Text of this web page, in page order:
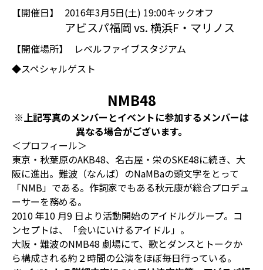
【開催日】 2016年3月5日(土) 19:00キックオフ
アビスパ福岡 vs. 横浜F・マリノス
【開催場所】
レベルファイブスタジアム
◆スペシャルゲスト
NMB48
※上記写真のメンバーとイベントに参加するメンバーは
異なる場合がございます。
＜プロフィール＞
東京・秋葉原のAKB48、名古屋・栄のSKE48に続き、大
阪に進出。難波（なんば）のNaMBaの頭文字をとって
「NMB」である。作詞家でもある秋元康が総合プロデュ
ーサーを務める。
2010 年10 月9 日より活動開始のアイドルグループ。コ
ンセプトは、「会いにいけるアイドル」。
大阪・難波のNMB48 劇場にて、歌とダンスとトークか
ら構成される約２時間の公演をほぼ毎日行っている。